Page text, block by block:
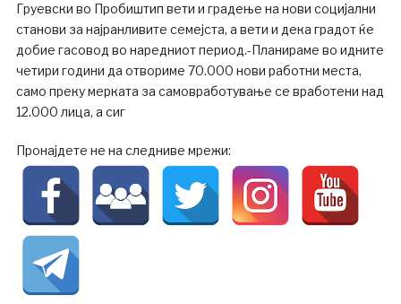
Груевски во Пробиштип вети и градење на нови социјални
станови за најранливите семејста, а вети и дека градот ќе
добие гасовод во наредниот период.-Планираме во идните
четири години да отвориме 70.000 нови работни места,
само преку мерката за самовработување се вработени над
12.000 лица, а сиг
Пронајдете не на следниве мрежи: